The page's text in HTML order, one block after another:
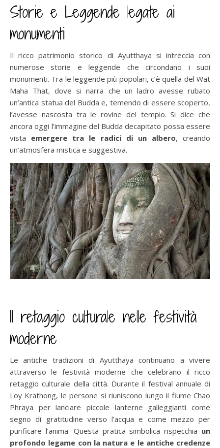
Storie e Leggende legate ai
monumenti
Il ricco patrimonio storico di Ayutthaya si intreccia con
numerose storie e leggende che circondano i suoi
monumenti. Tra le leggende più popolari, c’è quella del Wat
Maha That, dove si narra che un ladro avesse rubato
un’antica statua del Budda e, temendo di essere scoperto,
l’avesse nascosta tra le rovine del tempio. Si dice che
ancora oggi l’immagine del Budda decapitato possa essere
vista emergere tra le radici di un albero, creando
un’atmosfera mistica e suggestiva.
Il retaggio culturale nelle festività
moderne
Le antiche tradizioni di Ayutthaya continuano a vivere
attraverso le festività moderne che celebrano il ricco
retaggio culturale della città. Durante il festival annuale di
Loy Krathong, le persone si riuniscono lungo il fiume Chao
Phraya per lanciare piccole lanterne galleggianti come
segno di gratitudine verso l’acqua e come mezzo per
purificare l’anima. Questa pratica simbolica rispecchia un
profondo legame con la natura e le antiche credenze